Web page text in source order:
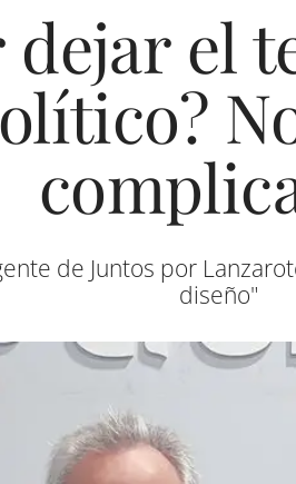
dejar el
de Juntos por
diseño"